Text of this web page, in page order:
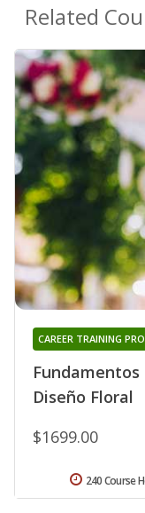
Related
Diseño Floral
CAREER TRAINING
$1699.00
240 Course